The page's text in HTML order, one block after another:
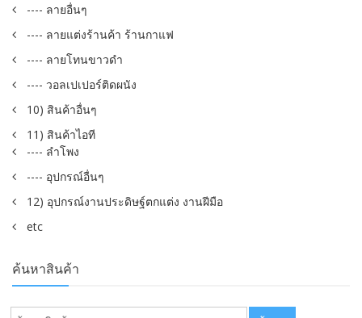
---- ลายอื่นๆ
---- ลายแต่งร้านค้า ร้านกาแฟ
---- ลายโทนขาวดำ
---- วอลเปเปอร์ติดผนัง
10) สินค้าอื่นๆ
11) สินค้าไอที
---- ลำโพง
---- อุปกรณ์อื่นๆ
12) อุปกรณ์งานประดิษฐ์ตกแต่ง งานฝีมือ
etc
ค้นหาสินค้า
ค้นหา: